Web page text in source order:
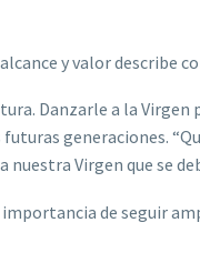
y valor describe
Danzarle a la Virgen
generaciones.
Virgen que se
de seguir